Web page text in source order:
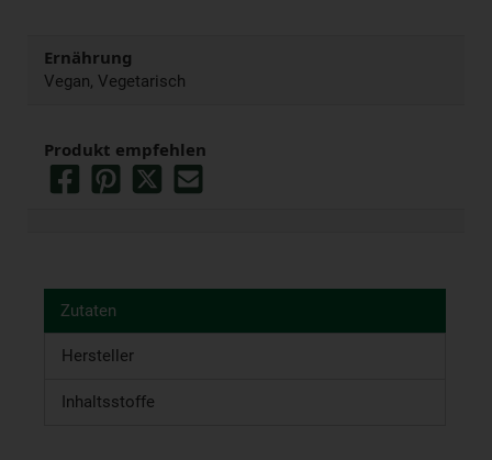
Ernährung
Vegan, Vegetarisch
Produkt empfehlen
Zutaten
Hersteller
Inhaltsstoffe